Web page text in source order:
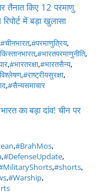
तैनात किए 12 परमाणु
में बड़ा खुलासा
#चीनभारत,#परमाणुत्रिय,
,#भारतपरमाणुनीति,
,#भारतरक्षा,#भारतसैन्य,
,#राष्ट्रीयसुरक्षा,
,#सैन्यसमाचार
का बड़ा दांव! चीन पर
,#BrahMos,
,#DefenseUpdate,
,#shorts,
,#Warship,